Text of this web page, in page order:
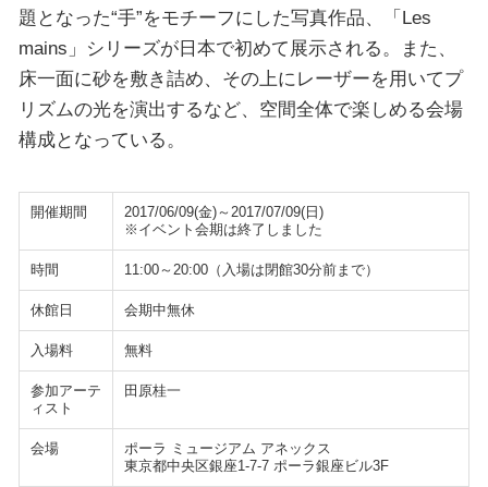
題となった“手”をモチーフにした写真作品、「Les
mains」シリーズが日本で初めて展示される。また、
床一面に砂を敷き詰め、その上にレーザーを用いてプ
リズムの光を演出するなど、空間全体で楽しめる会場
構成となっている。
開催期間
2017/06/09(金)～2017/07/09(日)
※イベント会期は終了しました
時間 11:00～20:00（入場は閉館30分前まで）
休館日 会期中無休
入場料 無料
参加アーテ
ィスト
田原桂一
会場
ポーラ ミュージアム アネックス
東京都中央区銀座1-7-7 ポーラ銀座ビル3F